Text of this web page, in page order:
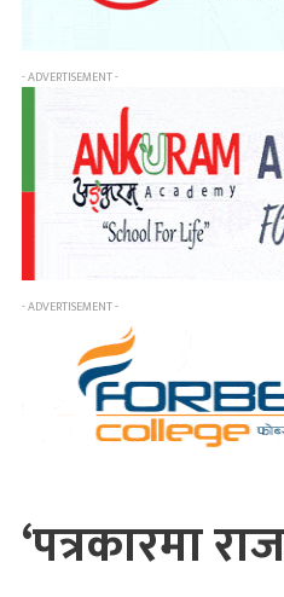
- ADVERTISEMENT -
- ADVERTISEMENT -
‘पत्रकारमा